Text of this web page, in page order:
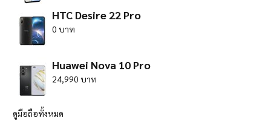
HTC Desire 22 Pro
0 บาท
Huawei Nova 10 Pro
24,990 บาท
ดูมือถือทั้งหมด